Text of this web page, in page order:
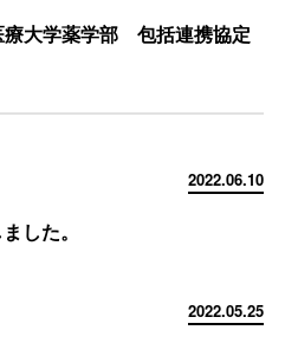
療大学薬学部 包括連携協定
2022.06.10
した。
2022.05.25